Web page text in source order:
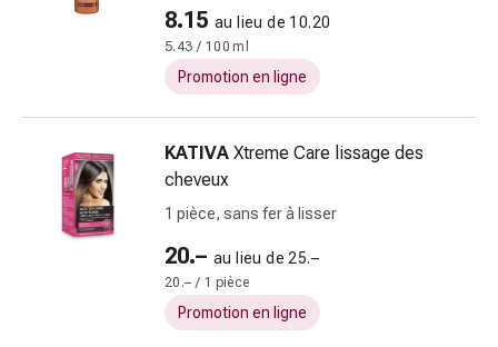
Sutures
cutanées
adhésives
colle
tissulaire
Pommade
Tampons
médicaux
8.15 au lieu de 10.20
5.43 / 100 ml
Promotion en ligne
KATIVA Xtreme Care lissage des
cheveux
1 pièce, sans fer à lisser
20.– au lieu de 25.–
20.– / 1 pièce
Promotion en ligne